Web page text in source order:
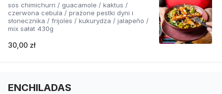
sos chimichurri / guacamole / kaktus /
czerwona cebula / prażone pestki dyni i
słonecznika / frijoles / kukurydza / jalapeño /
mix sałat 430g
30,00 zł
ENCHILADAS